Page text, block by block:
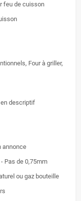
feu de cuisson
Four à griller,
en descriptif
annonce
Pas de 0,75mm
ou gaz bouteille